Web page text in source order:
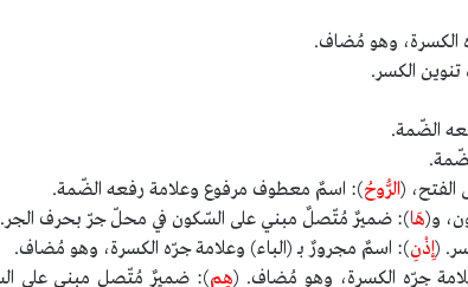
الكسرة، وهو مُضاف.
الكسر.
الضّمة.
(الرُّوحُ): اسمٌ معطوف مرفوع وعلامة رفعه الضّمة.
و(هَا): ضميرٌ مُتّصلٌ مبني على السّكون في محلّ جرّ بحرف الجر.
(إِذْنِ): اسمٌ مجرورٌ بـ (الباء) وعلامة جرّه الكسرة، وهو مُضاف.
جرّه الكسرة، وهو مُضاف. (هِم): ضميرٌ مُتّصل مبني على